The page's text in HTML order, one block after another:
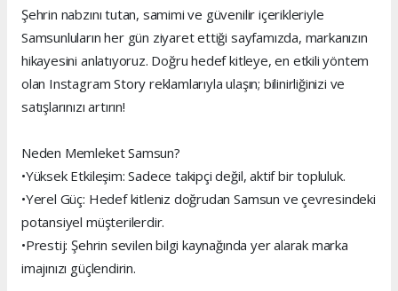
Şehrin nabzını tutan, samimi ve güvenilir içerikleriyle
Samsunluların her gün ziyaret ettiği sayfamızda, markanızın
hikayesini anlatıyoruz. Doğru hedef kitleye, en etkili yöntem
olan Instagram Story reklamlarıyla ulaşın; bilinirliğinizi ve
satışlarınızı artırın!
Neden Memleket Samsun?
•Yüksek Etkileşim: Sadece takipçi değil, aktif bir topluluk.
•Yerel Güç: Hedef kitleniz doğrudan Samsun ve çevresindeki
potansiyel müşterilerdir.
•Prestij: Şehrin sevilen bilgi kaynağında yer alarak marka
imajınızı güçlendirin.